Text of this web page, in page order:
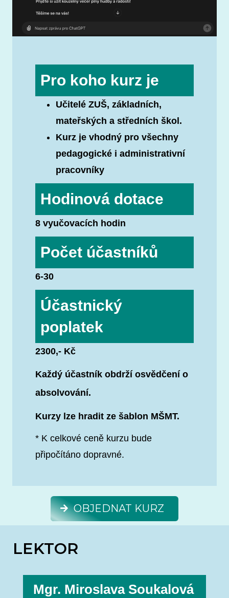
Pro koho kurz je
Učitelé ZUŠ, základních,
mateřských a středních škol.
Kurz je vhodný pro všechny
pedagogické i administrativní
pracovníky
Hodinová dotace
8 vyučovacích hodin
Počet účastníků
6-30
Účastnický
poplatek
2300,- Kč
Každý účastník obdrží osvědčení o
absolvování.
Kurzy lze hradit ze šablon MŠMT.
* K celkové ceně kurzu bude
připočítáno dopravné.
OBJEDNAT KURZ
LEKTOR
Mgr. Miroslava Soukalová